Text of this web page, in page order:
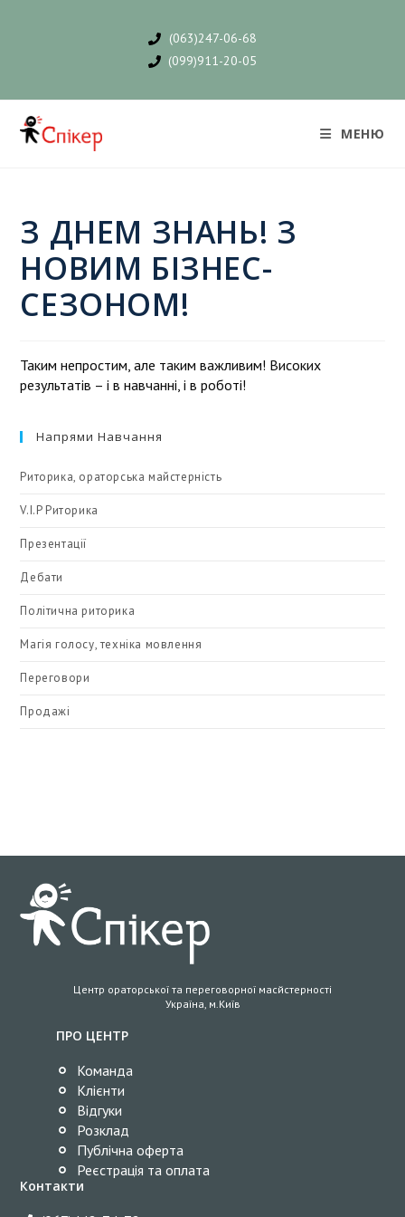
(063)247-06-68
(099)911-20-05
МЕНЮ
З ДНЕМ ЗНАНЬ! З
НОВИМ БІЗНЕС-
СЕЗОНОМ!
Таким непростим, але таким важливим! Високих
результатів – і в навчанні, і в роботі!
Напрями Навчання
Риторика, ораторська майстерність
V.I.P Риторика
Презентації
Дебати
Політична риторика
Магія голосу, техніка мовлення
Переговори
Продажі
Центр ораторської та переговорної масйстерності
Україна, м.Київ
ПРО ЦЕНТР
Команда
Клієнти
Відгуки
Розклад
Публічна оферта
Реєстрація та оплата
Контакти